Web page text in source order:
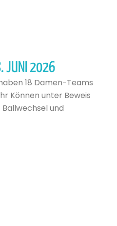
JUNI 2026
18 Damen-Teams
Können unter Beweis
und